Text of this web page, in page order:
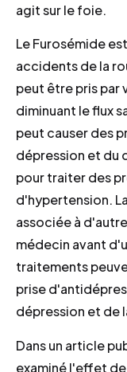
agit sur le foie.
Le Furosémide
accidents de la
peut être pris par
diminuant le flux
peut causer des
dépression et du
pour traiter des
d'hypertension.
associée à
médecin avant
traitements
prise
dépression et de
Dans un article
examiné l'effet